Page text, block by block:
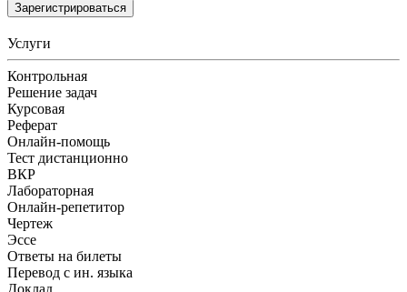
Зарегистрироваться
Услуги
Контрольная
Решение задач
Курсовая
Реферат
Онлайн-помощь
Тест дистанционно
ВКР
Лабораторная
Онлайн-репетитор
Чертеж
Эссе
Ответы на билеты
Перевод с ин. языка